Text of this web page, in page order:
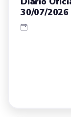
30/07/2026